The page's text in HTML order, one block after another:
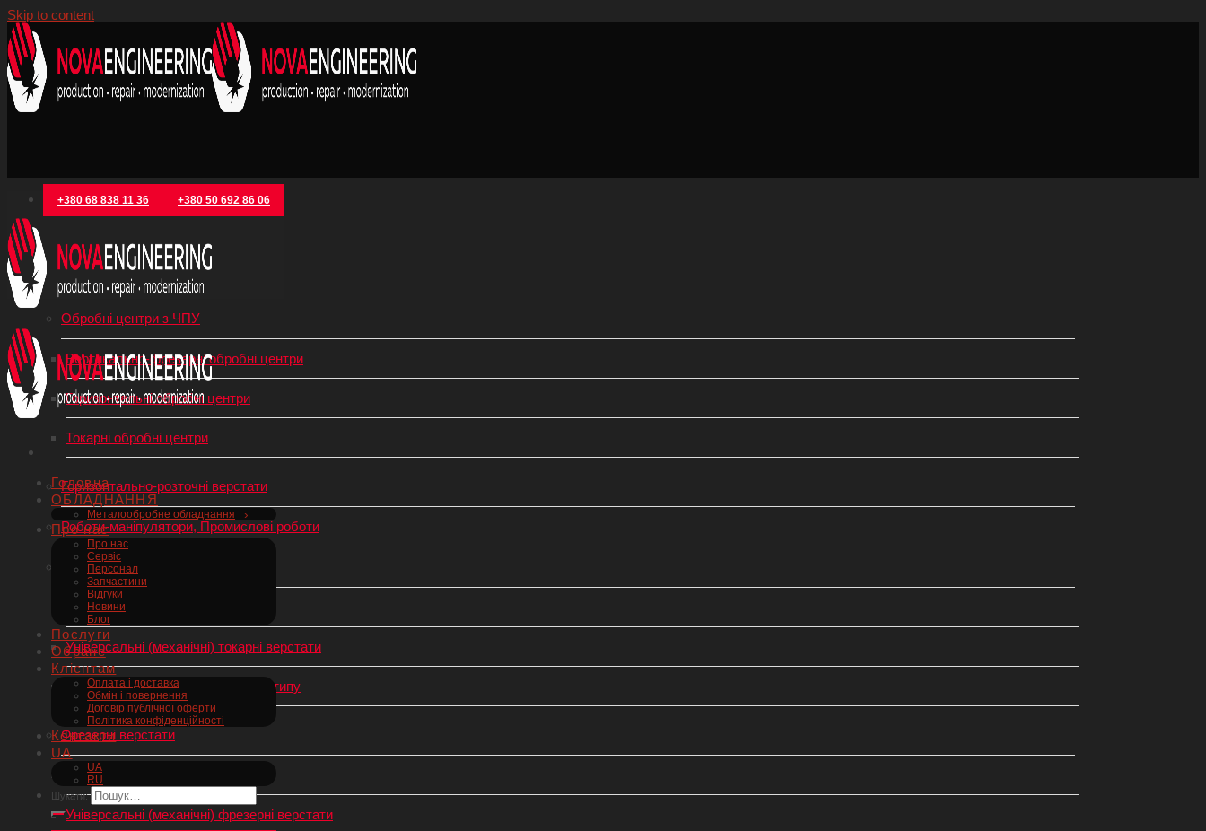
Skip to content
+380 68 838 11 36 +380 50 692 86 06
Головна
ОБЛАДНАННЯ
Металообробне обладнання
Про нас
Про нас
Сервіс
Персонал
Запчастини
Відгуки
Новини
Блог
Послуги
Обране
Клієнтам
Оплата і доставка
Обмін і повернення
Договір публічної оферти
Політика конфіденційності
Контакти
UA
UA
RU
Шукати:
Категорії товарів
Металообробне обладнання
Обробні центри з ЧПУ
Вертикально-фрезерні обробні центри
Горизонтальні обробні центри
Токарні обробні центри
Горизонтально-розточні верстати
Роботи-маніпулятори, Промислові роботи
Токарний верстат по металу
Токарні верстати з ЧПУ
Універсальні (механічні) токарні верстати
Токарні автомати швейцарського типу
Фрезерні верстати
Фрезерні верстати з ЧПУ
Універсальні (механічні) фрезерні верстати